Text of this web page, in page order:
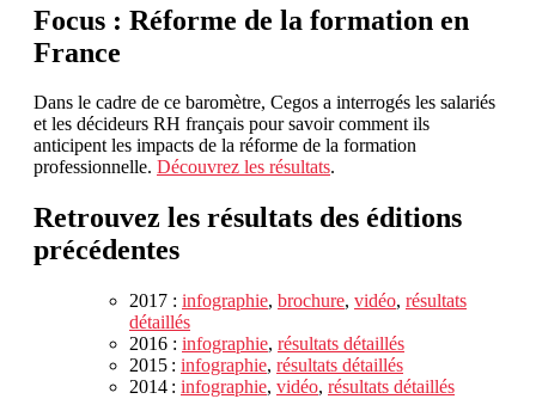
Focus : Réforme de la formation en
France
Dans le cadre de ce baromètre, Cegos a interrogés les salariés
et les décideurs RH français pour savoir comment ils
anticipent les impacts de la réforme de la formation
professionnelle. Découvrez les résultats.
Retrouvez les résultats des éditions
précédentes
2017 : infographie, brochure, vidéo, résultats
détaillés
2016 : infographie, résultats détaillés
2015 : infographie, résultats détaillés
2014 : infographie, vidéo, résultats détaillés